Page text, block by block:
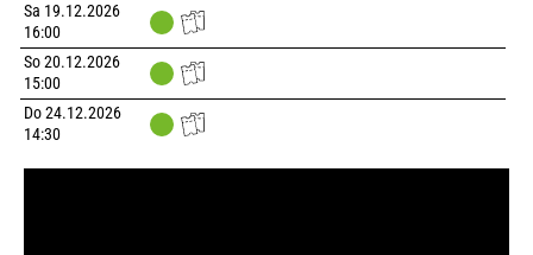
Sa 19.12.2026
16:00
Karten
verfügbar
Tickets
So20.12.2026
15:00
Karten
verfügbar
Tickets
Do24.12.2026
14:30
Karten
verfügbar
Tickets